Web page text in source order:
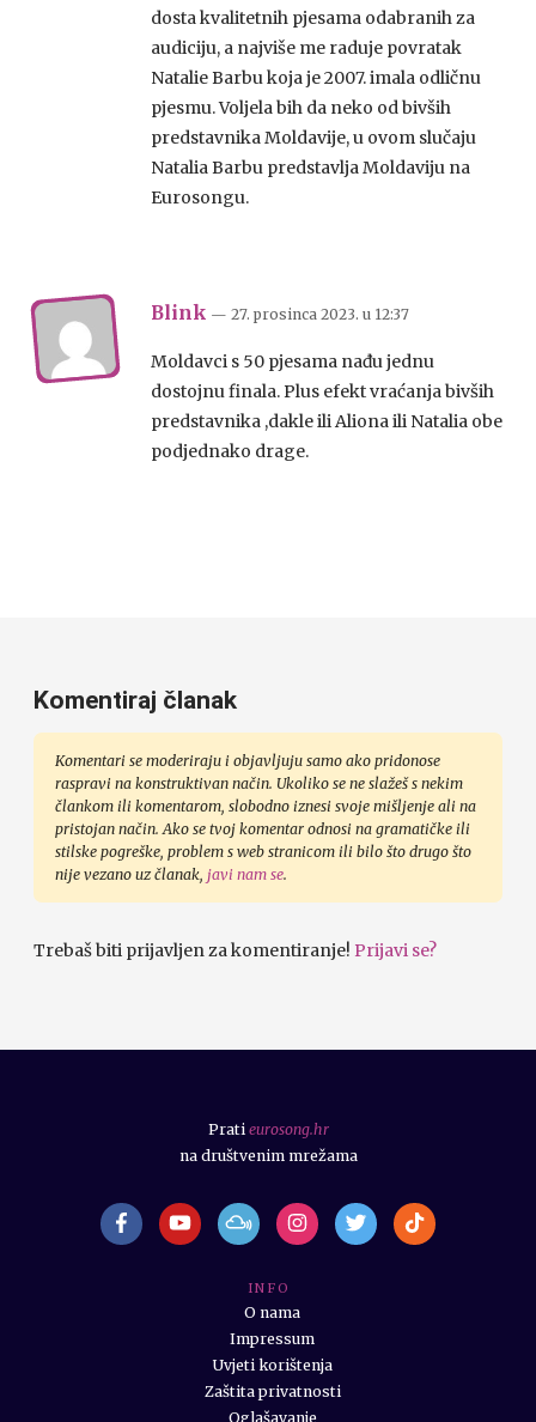
dosta kvalitetnih pjesama odabranih za
audiciju, a najviše me raduje povratak
Natalie Barbu koja je 2007. imala odličnu
pjesmu. Voljela bih da neko od bivših
predstavnika Moldavije, u ovom slučaju
Natalia Barbu predstavlja Moldaviju na
Eurosongu.
Blink — 27. prosinca 2023. u 12:37
Moldavci s 50 pjesama nađu jednu
dostojnu finala. Plus efekt vraćanja bivših
predstavnika ,dakle ili Aliona ili Natalia obe
podjednako drage.
Komentiraj članak
Komentari se moderiraju i objavljuju samo ako pridonose
raspravi na konstruktivan način. Ukoliko se ne slažeš s nekim
člankom ili komentarom, slobodno iznesi svoje mišljenje ali na
pristojan način. Ako se tvoj komentar odnosi na gramatičke ili
stilske pogreške, problem s web stranicom ili bilo što drugo što
nije vezano uz članak, javi nam se.
Trebaš biti prijavljen za komentiranje! Prijavi se?
I N F O
O nama
Impressum
Uvjeti korištenja
Zaštita privatnosti
Oglašavanje
Prati eurosong.hr
na društvenim mrežama